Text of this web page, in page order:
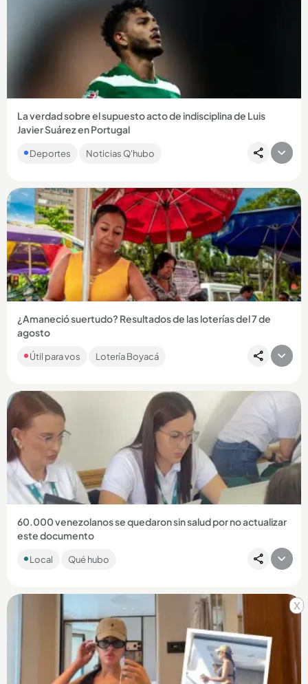
x
Compartir Noticia
La verdad sobre el supuesto acto de indisciplina de Luis
Javier Suárez en Portugal
detalles sobre los rumores que habían surgido alrededor del
Deportes Noticias Q'hubo
Compartir Noticia
¿Amaneció suertudo? Resultados de las loterías del 7 de
agosto
Si bien las loterías principales no jugaron por ser día festivo,
MiLoto y los chances regionales sortearon una buena
Útil para vos Lotería Boyacá
Compartir Noticia
60.000 venezolanos se quedaron sin salud por no actualizar
este documento
Las autoridades hicieron un llamado a todos los ciudadanos
venezolanos que residen en el país para que mantuvieran
Local Qué hubo
Compartir Noticia